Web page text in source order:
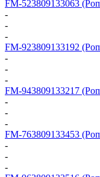
FM-523809133063
-
-
-
FM-923809133192
-
-
-
FM-943809133217
-
-
-
FM-763809133453
-
-
-